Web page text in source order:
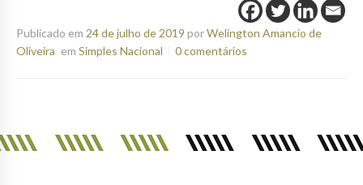
Publicado em 24 de julho de 2019 porWelington Amancio de
Oliveira em Simples Nacional 0 comentários